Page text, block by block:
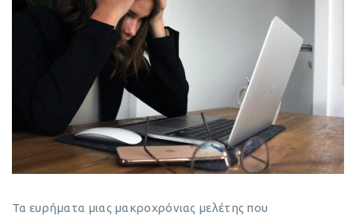
Τα ευρήματα μιας μακροχρόνιας μελέτης που